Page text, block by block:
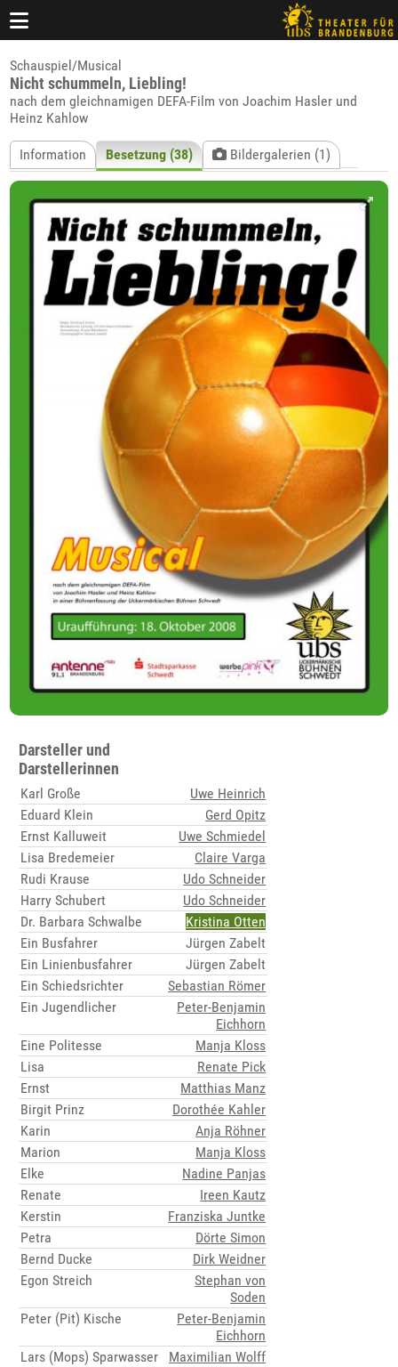
Schauspiel/Musical
Nicht schummeln, Liebling!
nach dem gleichnamigen DEFA-Film von Joachim Hasler und
Heinz Kahlow
Information Besetzung (38) Bildergalerien (1)
Darsteller und
Darstellerinnen
Karl Große
Uwe Heinrich
Eduard Klein
Gerd Opitz
Ernst Kalluweit
Uwe Schmiedel
Lisa Bredemeier
Claire Varga
Rudi Krause
Udo Schneider
Harry Schubert
Udo Schneider
Dr. Barbara Schwalbe
Kristina Otten
Ein Busfahrer
Jürgen Zabelt
Ein Linienbusfahrer
Jürgen Zabelt
Ein Schiedsrichter
Sebastian Römer
Ein Jugendlicher
Peter-Benjamin
Eichhorn
Eine Politesse
Manja Kloss
Lisa
Renate Pick
Ernst
Matthias Manz
Birgit Prinz
Dorothée Kahler
Karin
Anja Röhner
Marion
Manja Kloss
Elke
Nadine Panjas
Renate
Ireen Kautz
Kerstin
Franziska Juntke
Petra
Dörte Simon
Bernd Ducke
Dirk Weidner
Egon Streich
Stephan von
Soden
Peter (Pit) Kische
Peter-Benjamin
Eichhorn
Lars (Mops) Sparwasser
Maximilian Wolff